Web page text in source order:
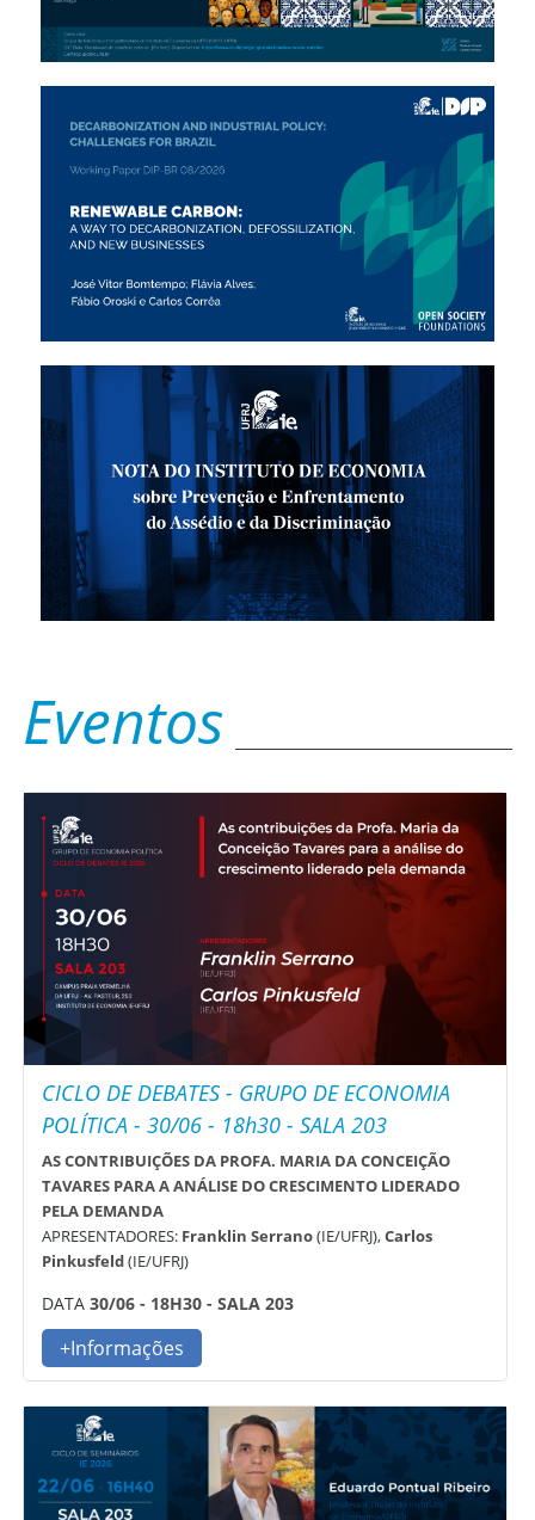
Eventos
CICLO DE DEBATES - GRUPO DE ECONOMIA
POLÍTICA - 30/06 - 18h30 - SALA 203
AS CONTRIBUIÇÕES DA PROFA. MARIA DA CONCEIÇÃO
TAVARES PARA A ANÁLISE DO CRESCIMENTO LIDERADO
PELA DEMANDA
APRESENTADORES: Franklin Serrano(IE/UFRJ),Carlos
Pinkusfeld(IE/UFRJ)
DATA30/06 - 18H30 - SALA 203
+Informações